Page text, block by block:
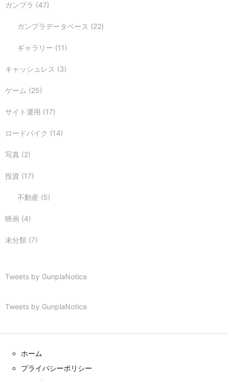
ガンプラ (47)
ガンプラデータベース (22)
ギャラリー (11)
キャッシュレス (3)
ゲーム (25)
サイト運用 (17)
ロードバイク (14)
写真 (2)
投資 (17)
不動産 (5)
映画 (4)
未分類 (7)
Tweets by GunplaNotice
Tweets by GunplaNotice
ホーム
プライバシーポリシー